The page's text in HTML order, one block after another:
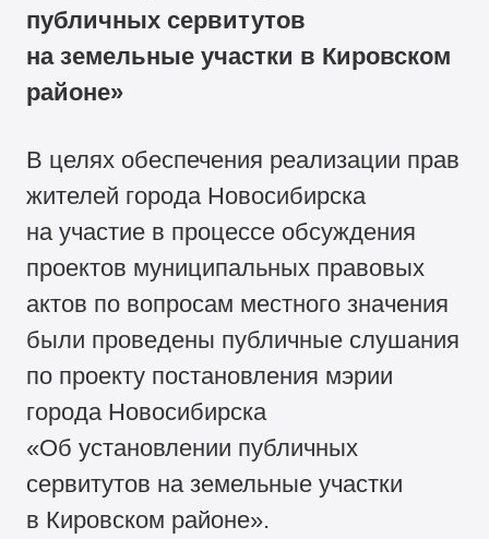
публичных сервитутов
на земельные участки в Кировском
районе»
В целях обеспечения реализации прав
жителей города Новосибирска
на участие в процессе обсуждения
проектов муниципальных правовых
актов по вопросам местного значения
были проведены публичные слушания
по проекту постановления мэрии
города Новосибирска
«Об установлении публичных
сервитутов на земельные участки
в Кировском районе».